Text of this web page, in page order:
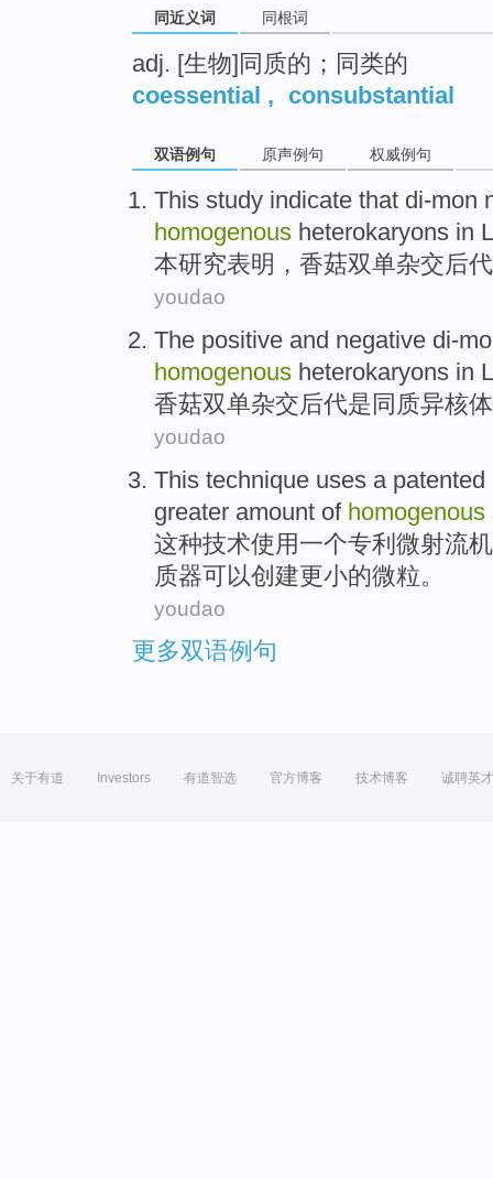
同近义词 同根词
adj. [生物]同质的；同类的
coessential , consubstantial
双语例句 原声例句 权威例句
This study indicate that di-mon
homogenous heterokaryons in
本研究表明 ， 香菇双单杂交后代
youdao
The positive and negative di-
homogenous heterokaryons in
香菇双单杂交后代是 同质异核
youdao
This technique uses a patented
greater amount of homogenous
这种技术使用 一个专利 微射流机
质器可以创建更小的微粒。
youdao
更多双语例句
关于有道 Investors 有道智选 官方博客 技术博客 诚聘英才